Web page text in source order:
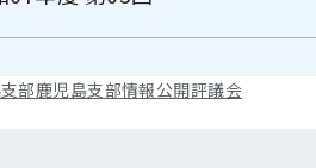
部鹿児島支部情報公開評議会